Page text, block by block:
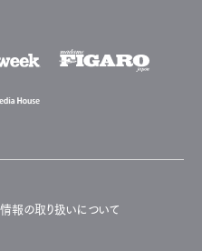
報の取り扱いについて